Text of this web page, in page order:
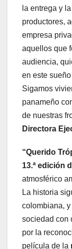
la entrega y
productores,
empresa
aquellos que
audiencia,
en este
Sigamos
panameño
de nuestras
Directora
“Querido
13.ª edición
atmosférico
La historia
colombiana,
sociedad con
por la
película de la